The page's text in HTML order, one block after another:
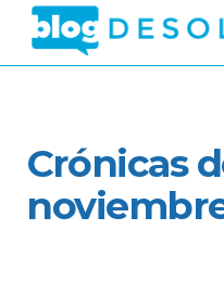
Crónicas